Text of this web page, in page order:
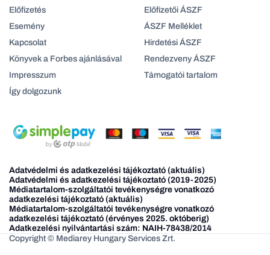
Előfizetés
Esemény
Kapcsolat
Könyvek a Forbes ajánlásával
Impresszum
Így dolgozunk
Előfizetői ÁSZF
ÁSZF Melléklet
Hirdetési ÁSZF
Rendezveny ÁSZF
Támogatói tartalom
Adatvédelmi és adatkezelési tájékoztató (aktuális)
Adatvédelmi és adatkezelési tájékoztató (2019-2025)
Médiatartalom-szolgáltatói tevékenységre vonatkozó
adatkezelési tájékoztató (aktuális)
Médiatartalom-szolgáltatói tevékenységre vonatkozó
adatkezelési tájékoztató (érvényes 2025. októberig)
Adatkezelési nyilvántartási szám: NAIH-78438/2014
Copyright © Mediarey Hungary Services Zrt.